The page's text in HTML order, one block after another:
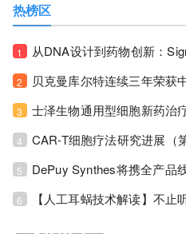
热榜区
1
2 贝克曼库尔特连续三年荣获
3
4 CAR-T细胞疗法研究进展（
5
6